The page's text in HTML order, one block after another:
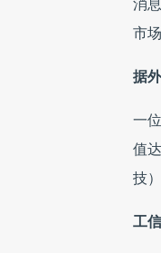
消
市
据
一
值
技）
工